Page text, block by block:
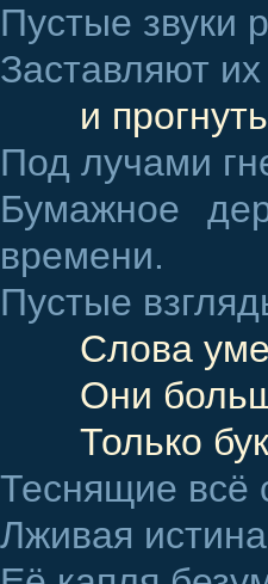
Пустые звуки
Заставляют их
и
Под лучами
Бумажное
времени.
Пустые
Слова
Они
Только
Теснящие всё
Лживая